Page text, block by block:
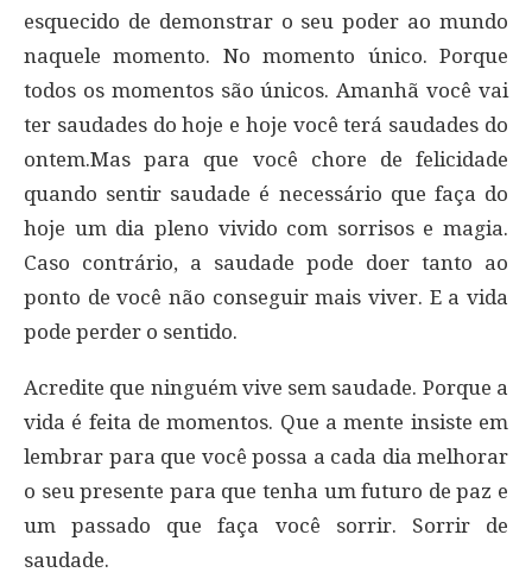
esquecido de demonstrar o seu poder ao mundo
naquele momento. No momento único. Porque
todos os momentos são únicos. Amanhã você vai
ter saudades do hoje e hoje você terá saudades do
ontem.Mas para que você chore de felicidade
quando sentir saudade é necessário que faça do
hoje um dia pleno vivido com sorrisos e magia.
Caso contrário, a saudade pode doer tanto ao
ponto de você não conseguir mais viver. E a vida
pode perder o sentido.
Acredite que ninguém vive sem saudade. Porque a
vida é feita de momentos. Que a mente insiste em
lembrar para que você possa a cada dia melhorar
o seu presente para que tenha um futuro de paz e
um passado que faça você sorrir. Sorrir de
saudade.